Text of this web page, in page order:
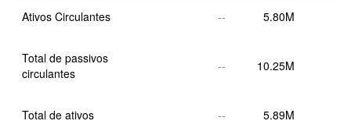
Ativos Circulantes -- 5.80M
Total de passivos
circulantes
-- 10.25M
Total de ativos -- 5.89M